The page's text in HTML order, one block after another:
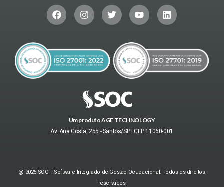
Um produto AGE TECHNOLOGY
Av. Ana Costa, 255 - Santos/SP | CEP 11060-001
@ 2026 SOC – Software Integrado de Gestão Ocupacional. Todos os direitos
reservados